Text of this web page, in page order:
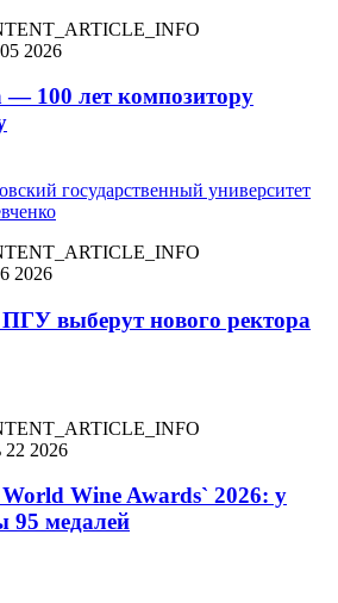
2026
— 100 лет композитору
государственный университет
2026
выберут нового ректора
2026
Wine Awards` 2026: у
95 медалей